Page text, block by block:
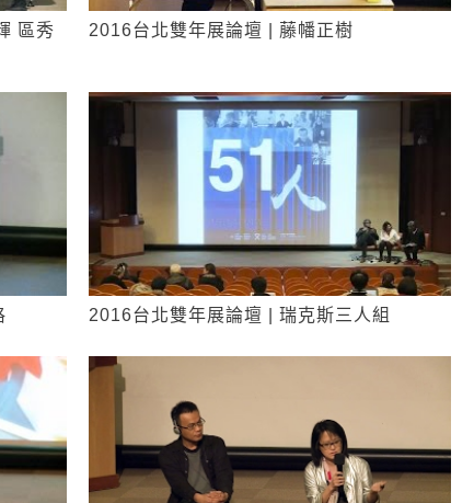
區秀
2016台北雙年展論壇 | 藤幡正樹
2016台北雙年展論壇 | 瑞克斯三人組